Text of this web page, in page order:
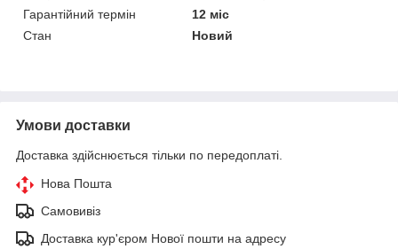
Гарантійний термін
12 міс
Стан
Новий
Умови доставки
Доставка здійснюється тільки по передоплаті.
Нова Пошта
Самовивіз
Доставка кур'єром Нової пошти на адресу